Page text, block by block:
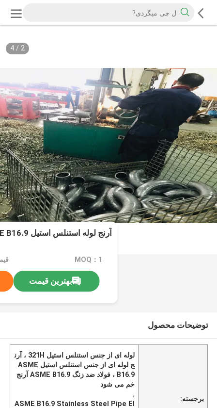
2
/
4
آرنج لوله استنلس استیل 321H ASME B16.9
MOQ：1
بهترین قیمت
توضیحات محصول
برجسته:
لوله ای از جنس استنلس استیل 321H ، آرن
ج لوله ای از جنس استنلس استیل ASME
B16.9 ، فولاد ضد زنگ ASME B16.9 آرنج
خم می شود
,
ASME B16.9 Stainless Steel Pipe El